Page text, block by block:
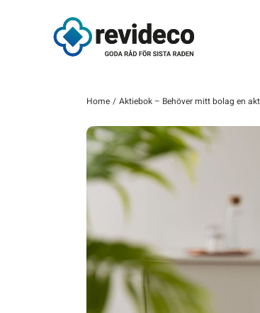
Home Aktiebok – Behöver mitt bolag en